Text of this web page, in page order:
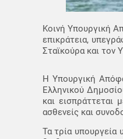
Κοινή Υπουργική
επικράτεια,
Σταϊκούρα και
Η Υπουργική
Ελληνικού
και
ασθενείς και
Τα τρία υπουργεία